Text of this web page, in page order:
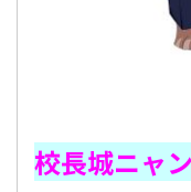
校長城ニャン